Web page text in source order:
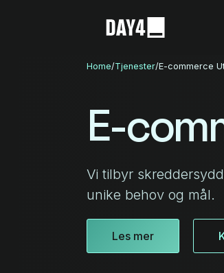
Home/Tjenester/E-commerce
E-
Vi tilbyr
unike behov og mål.
Les mer